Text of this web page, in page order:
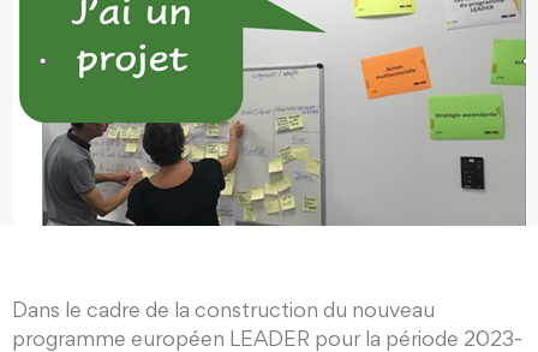
Dans le cadre de la construction du nouveau
programme européen LEADER pour la période 2023-